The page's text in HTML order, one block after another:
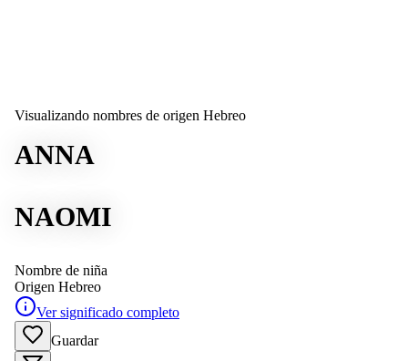
Visualizando nombres de origen Hebreo
ANNA
NAOMI
Nombre de niña
Origen Hebreo
Ver significado completo
Guardar